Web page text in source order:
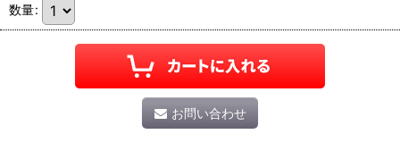
数量:
お問い合わせ